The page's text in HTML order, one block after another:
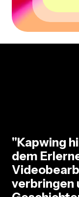
"Kapwing
dem
verbringen